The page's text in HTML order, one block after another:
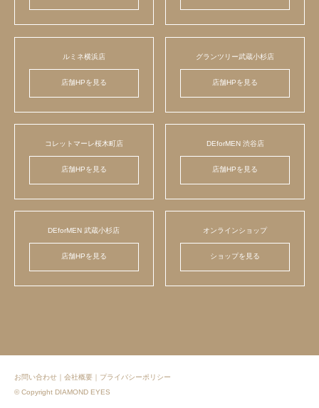
ルミネ横浜店
店舗HPを見る
グランツリー武蔵小杉店
店舗HPを見る
コレットマーレ桜木町店
店舗HPを見る
DEforMEN 渋谷店
店舗HPを見る
DEforMEN 武蔵小杉店
店舗HPを見る
オンラインショップ
ショップを見る
お問い合わせ 会社概要
プライバシーポリシー
© Copyright DIAMOND EYES